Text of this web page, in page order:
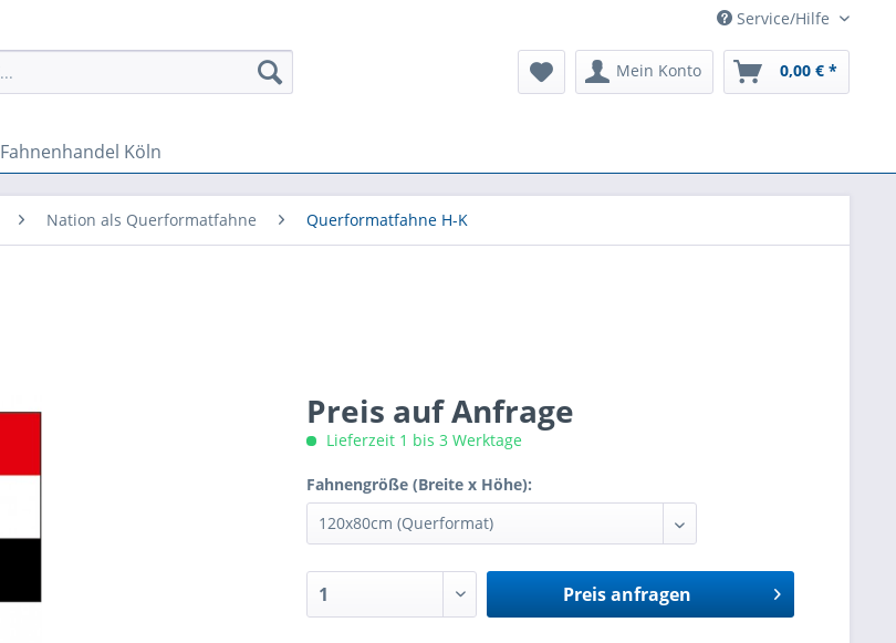
Service/Hilfe
Mein Konto 0,00 € *
Fahnenhandel Köln
Nation als Querformatfahne Querformatfahne H-K
Preis auf Anfrage
Lieferzeit 1 bis 3 Werktage
Fahnengröße (Breite x Höhe):
Preis anfragen